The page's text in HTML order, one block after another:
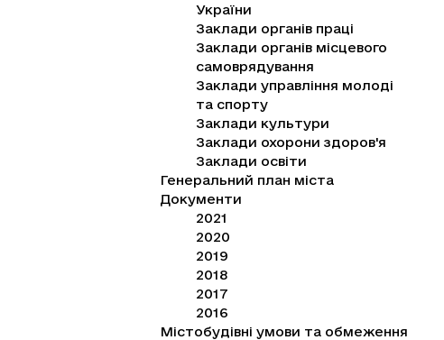
України
Заклади органів праці
Заклади органів місцевого
самоврядування
Заклади управління молоді
та спорту
Заклади культури
Заклади охорони здоров'я
Заклади освіти
Генеральний план міста
Документи
2021
2020
2019
2018
2017
2016
Містобудівні умови та обмеження